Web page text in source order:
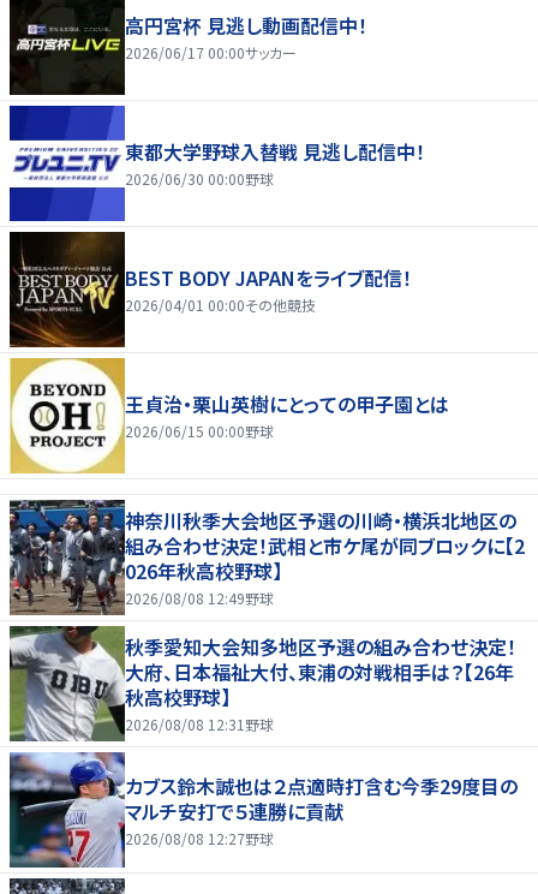
高円宮杯 見逃し動画配信中！
2026/06/17 00:00サッカー
東都大学野球入替戦 見逃し配信中！
2026/06/30 00:00野球
BEST BODY JAPANをライブ配信！
2026/04/01 00:00その他競技
王貞治・栗山英樹にとっての甲子園とは
2026/06/15 00:00野球
神奈川秋季大会地区予選の川崎・横浜北地区の
組み合わせ決定！武相と市ケ尾が同ブロックに【2
026年秋高校野球】
2026/08/08 12:49野球
秋季愛知大会知多地区予選の組み合わせ決定！
大府、日本福祉大付、東浦の対戦相手は？【26年
秋高校野球】
2026/08/08 12:31 野球
カブス鈴木誠也は２点適時打含む今季29度目の
マルチ安打で５連勝に貢献
2026/08/08 12:27野球